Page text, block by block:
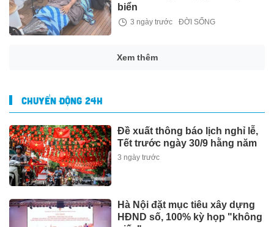
biển
3 ngày trước ĐỜI SỐNG
Xem thêm
CHUYỂN ĐỘNG 24H
Đề xuất thông báo lịch nghỉ lễ,
Tết trước ngày 30/9 hằng năm
3 ngày trước
Hà Nội đặt mục tiêu xây dựng
HĐND số, 100% kỳ họp "không